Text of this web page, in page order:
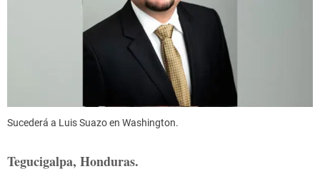
Sucederá a Luis Suazo en Washington.
Tegucigalpa, Honduras.